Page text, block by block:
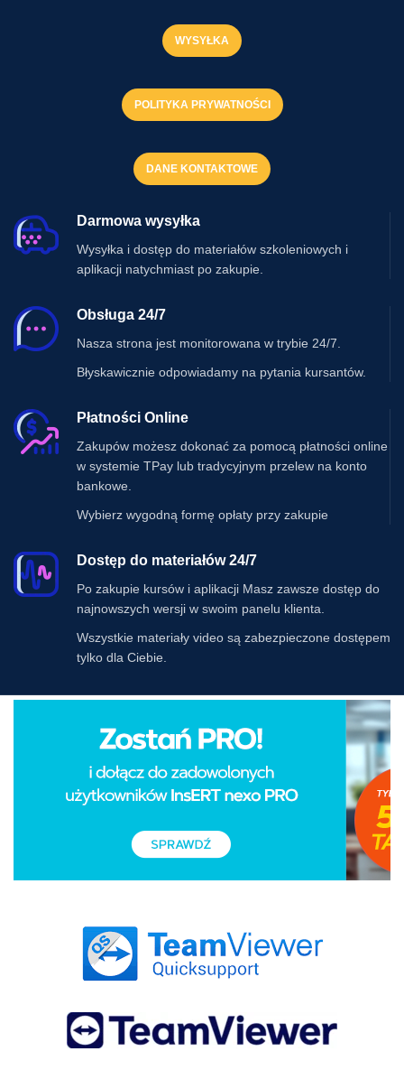
w czasie rzeczywistym
Unikanie braków i nadmiarów
To wszystko w przystępnej cenie,
która nie obciąży Twojego
efektywność i oszczędności już
wewnętrznego mechanizmu
programu. Nasze narzędzie jest
nie tylko bardziej efektywne, ale
cenowo.Dlaczego warto wybrać
nasze rozwiązanie?
bezproblemowe kalkulowanie
skrócenie czasu potrzebnego
błędów, co przekłada się na
większą pewność w
prowadzeniu biznesu.
czyni je idealnym wyborem dla
małych i średnich
Wybierz nasze rozwiązanie i
bardziej efektywnym sposobem
kalkulacji cen w Subiekcie GT.
WYSYŁKA
POLITYKA PRYWATNOŚCI
DANE KONTAKTOWE
Darmowa wysyłka
Wysyłka i dostęp do materiałów szkoleniowych i
aplikacji natychmiast po zakupie.
Obsługa 24/7
Nasza strona jest monitorowana w trybie 24/7.
Błyskawicznie odpowiadamy na pytania kursantów.
Płatności Online
Zakupów możesz dokonać za pomocą płatności online
w systemie TPay lub tradycyjnym przelew na konto
bankowe.
Wybierz wygodną formę opłaty przy zakupie
Dostęp do materiałów 24/7
Po zakupie kursów i aplikacji Masz zawsze dostęp do
najnowszych wersji w swoim panelu klienta.
Wszystkie materiały video są zabezpieczone dostępem
tylko dla Ciebie.